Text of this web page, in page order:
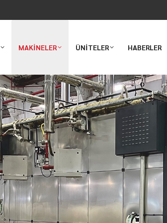
MAKİNELER ÜNİTELER HABERLER